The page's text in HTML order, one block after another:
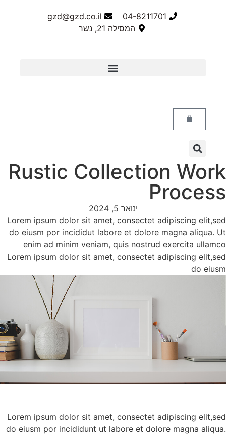
Lorem
do
Lorem
Lorem
do